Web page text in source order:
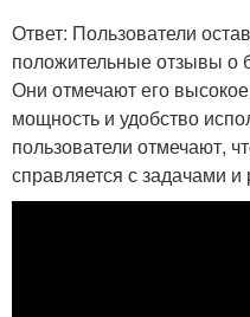
Ответ: Пользователи
положительные отзывы о
Они отмечают его
мощность и удобство
пользователи отмечают,
справляется с задачами